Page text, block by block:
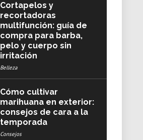
Cortapelos y
recortadoras
multifunción: guía de
compra para barba,
pelo y cuerpo sin
irritación
Belleza
Cómo cultivar
marihuana en exterior:
consejos de cara a la
temporada
Consejos